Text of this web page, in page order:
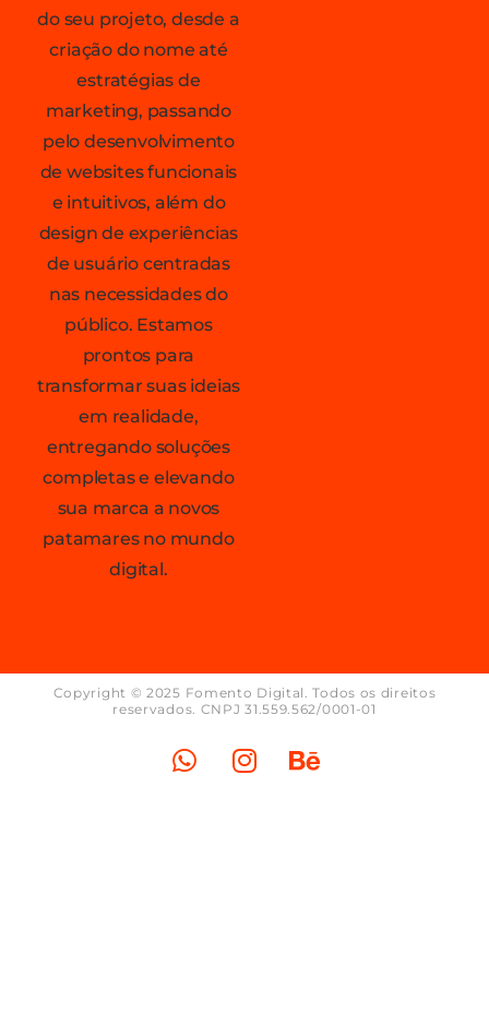
do seu projeto, desde a
criação do nome até
estratégias de
marketing, passando
pelo desenvolvimento
de websites funcionais
e intuitivos, além do
design de experiências
de usuário centradas
nas necessidades do
público. Estamos
prontos para
transformar suas ideias
em realidade,
entregando soluções
completas e elevando
sua marca a novos
patamares no mundo
digital.
Copyright © 2025 Fomento Digital. Todos os direitos
reservados. CNPJ 31.559.562/0001-01